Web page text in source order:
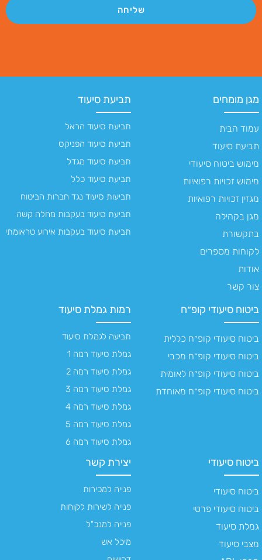
שליחה
מגן מומחים
עמוד הבית
תביעת סיעוד
מימוש ביטוח סיעודי
מימוש זכויות רפואיות
מגזין זכויות רפואיות
מגן בקהילה
בתקשורת
לקוחות מספרים
אודות
צור קשר
תביעת סיעוד
תביעת סיעוד הראל
תביעת סיעוד הפניקס
תביעת סיעוד מגדל
תביעת סיעוד כלל
תביעות סיעוד נגד חברות הביטוח
תביעת סיעוד בעקבות מחלה קשה
תביעת סיעוד בעקבות אירוע טראומתי
ביטוח סיעודי
ביטוח סיעודי
ביטוח סיעודי פרטי
גמלת סיעוד
מצבי סיעוד
ביטוח סיעודי קופ״ח
ביטוח סיעודי קופ״ח כללית
ביטוח סיעודי קופ״ח מכבי
ביטוח סיעודי קופ״ח לאומית
ביטוח סיעודי קופ״ח מאוחדת
רמות גמלת סיעוד
תביעה לגמלת סיעוד
גמלת סיעוד רמה 1
גמלת סיעוד רמה 2
גמלת סיעוד רמה 3
גמלת סיעוד רמה 4
גמלת סיעוד רמה 5
גמלת סיעוד רמה 6
יצירת קשר
פנייה למכירות
פנייה לשירות לקוחות
פנייה למנכ"ל
מיכל אש